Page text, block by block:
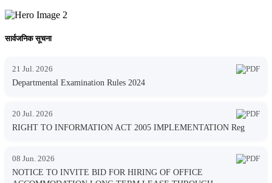
सार्वजनिक सूचना
21 Jul. 2026
Departmental Examination Rules 2024
20 Jul. 2026
RIGHT TO INFORMATION ACT 2005 IMPLEMENTATION Reg
08 Jun. 2026
NOTICE TO INVITE BID FOR HIRING OF OFFICE